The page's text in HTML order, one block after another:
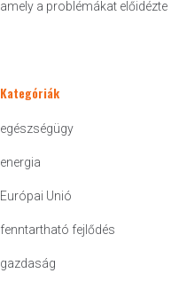
amely a problémákat előidézte
Kategóriák
egészségügy
energia
Európai Unió
fenntartható fejlődés
gazdaság